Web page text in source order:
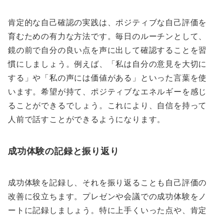
肯定的な自己確認の実践は、ポジティブな自己評価を
育むための有力な方法です。毎日のルーチンとして、
鏡の前で自分の良い点を声に出して確認することを習
慣にしましょう。例えば、「私は自分の意見を大切に
する」や「私の声には価値がある」といった言葉を使
います。希望が持て、ポジティブなエネルギーを感じ
ることができるでしょう。これにより、自信を持って
人前で話すことができるようになります。
成功体験の記録と振り返り
成功体験を記録し、それを振り返ることも自己評価の
改善に役立ちます。プレゼンや会議での成功体験をノ
ートに記録しましょう。特に上手くいった点や、肯定